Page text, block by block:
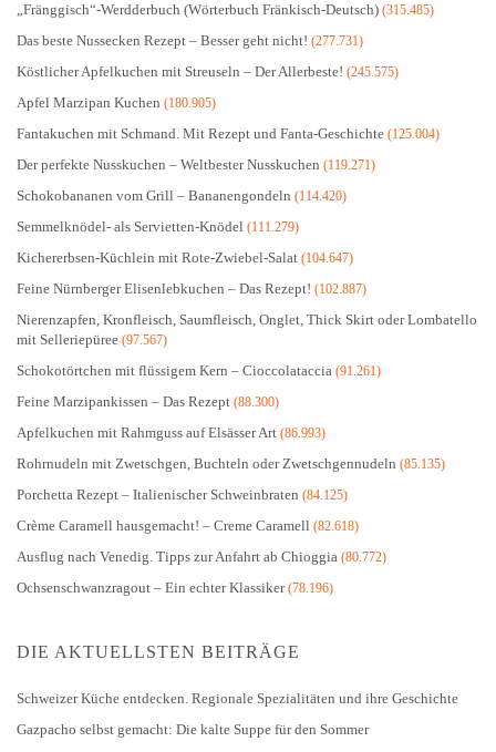
„Fränggisch“-Werdderbuch (Wörterbuch Fränkisch-Deutsch) (315.485)
Das beste Nussecken Rezept – Besser geht nicht! (277.731)
Köstlicher Apfelkuchen mit Streuseln – Der Allerbeste! (245.575)
Apfel Marzipan Kuchen (180.905)
Fantakuchen mit Schmand. Mit Rezept und Fanta-Geschichte (125.004)
Der perfekte Nusskuchen – Weltbester Nusskuchen (119.271)
Schokobananen vom Grill – Bananengondeln (114.420)
Semmelknödel- als Servietten-Knödel (111.279)
Kichererbsen-Küchlein mit Rote-Zwiebel-Salat (104.647)
Feine Nürnberger Elisenlebkuchen – Das Rezept! (102.887)
Nierenzapfen, Kronfleisch, Saumfleisch, Onglet, Thick Skirt oder Lombatello
mit Selleriepüree (97.567)
Schokotörtchen mit flüssigem Kern – Cioccolataccia (91.261)
Feine Marzipankissen – Das Rezept (88.300)
Apfelkuchen mit Rahmguss auf Elsässer Art (86.993)
Rohrnudeln mit Zwetschgen, Buchteln oder Zwetschgennudeln (85.135)
Porchetta Rezept – Italienischer Schweinbraten (84.125)
Crème Caramell hausgemacht! – Creme Caramell (82.618)
Ausflug nach Venedig. Tipps zur Anfahrt ab Chioggia (80.772)
Ochsenschwanzragout – Ein echter Klassiker(78.196)
DIE AKTUELLSTEN BEITRÄGE
Schweizer Küche entdecken. Regionale Spezialitäten und ihre Geschichte
Gazpacho selbst gemacht: Die kalte Suppe für den Sommer